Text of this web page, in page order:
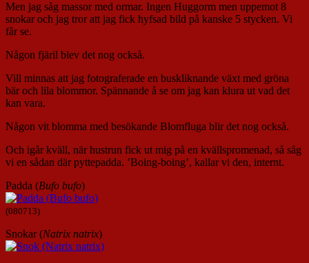
Men jag såg massor med ormar. Ingen Huggorm men uppemot 8
snokar och jag tror att jag fick hyfsad bild på kanske 5 stycken. Vi
får se.
Någon fjäril blev det nog också.
Vill minnas att jag fotograferade en buskliknande växt med gröna
bär och lila blommor. Spännande å se om jag kan klura ut vad det
kan vara.
Någon vit blomma med besökande Blomfluga blir det nog också.
Och igår kväll, när hustrun fick ut mig på en kvällspromenad, så såg
vi en sådan där pyttepadda. ’Boing-boing’, kallar vi den, internt.
Padda (Bufo bufo)
(080713)
Snokar (Natrix natrix)